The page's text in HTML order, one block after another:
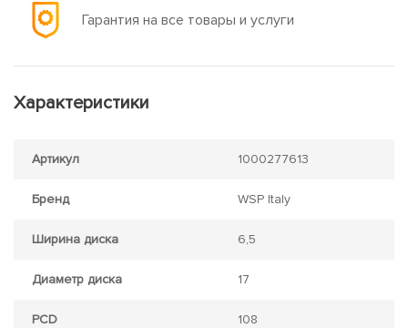
Гарантия на все товары и услуги
Характеристики
Артикул 1000277613
Бренд WSP Italy
Ширина диска 6,5
Диаметр диска 17
PCD 108